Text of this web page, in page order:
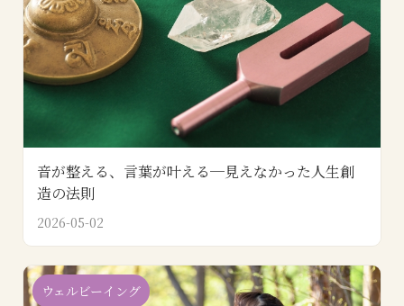
音が整える、言葉が叶える─見えなかった人生創
造の法則
2026-05-02
ウェルビーイング